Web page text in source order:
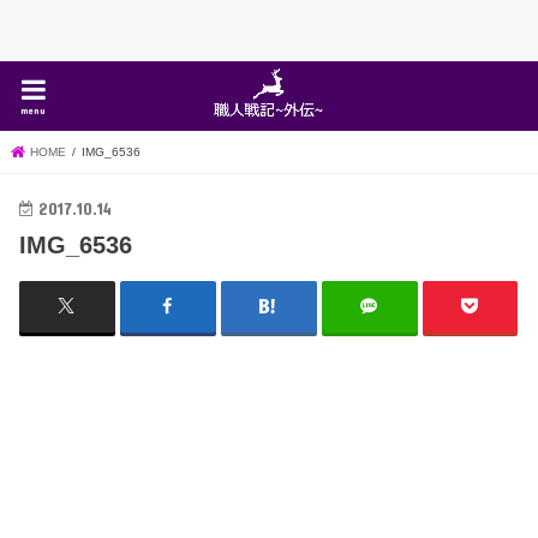
menu
HOME IMG_6536
2017.10.14
IMG_6536